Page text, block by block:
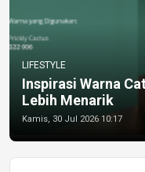
LIFESTYLE
Inspirasi Warna
Lebih Menarik
Kamis, 30 Jul 2026 10:17